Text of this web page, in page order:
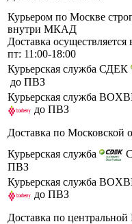
Курьером по Москве
внутри МКАД
Доставка осуществляется
пт: 11:00-18:00
Курьерская служба СДЕК
до ПВЗ
Курьерская служба
до ПВЗ
Доставка по Московской
Курьерская служба
ПВЗ
Курьерская служба
до ПВЗ
Доставка по центральной